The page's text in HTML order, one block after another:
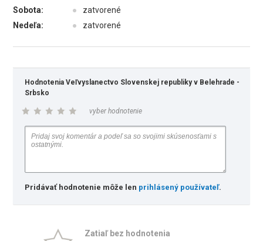
Sobota: ●
zatvorené
Nedeľa:
● zatvorené
Hodnotenia Veľvyslanectvo Slovenskej republiky v Belehrade -
Srbsko
vyber hodnotenie
Pridávať hodnotenie môže len prihlásený používateľ.
Zatiaľ bez hodnotenia